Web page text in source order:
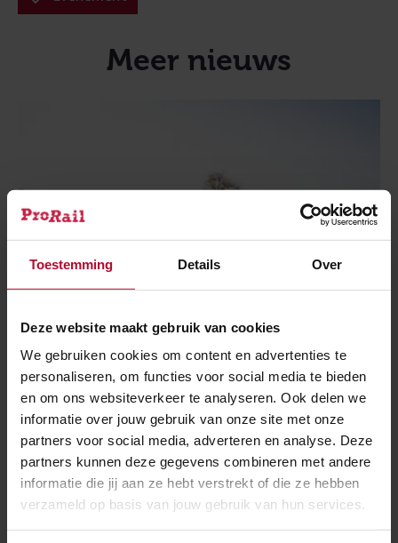
Toestemming Details Over
Deze website maakt gebruik van cookies
We gebruiken cookies om content en advertenties te
personaliseren, om functies voor social media te bieden
en om ons websiteverkeer te analyseren. Ook delen we
informatie over jouw gebruik van onze site met onze
partners voor social media, adverteren en analyse. Deze
partners kunnen deze gegevens combineren met andere
informatie die jij aan ze hebt verstrekt of die ze hebben
verzameld op basis van jouw gebruik van hun services.
Meer nieuws
Verkenning Veluwelijn: meer treinen
Amersfoort - Harderwijk
22 januari 2026